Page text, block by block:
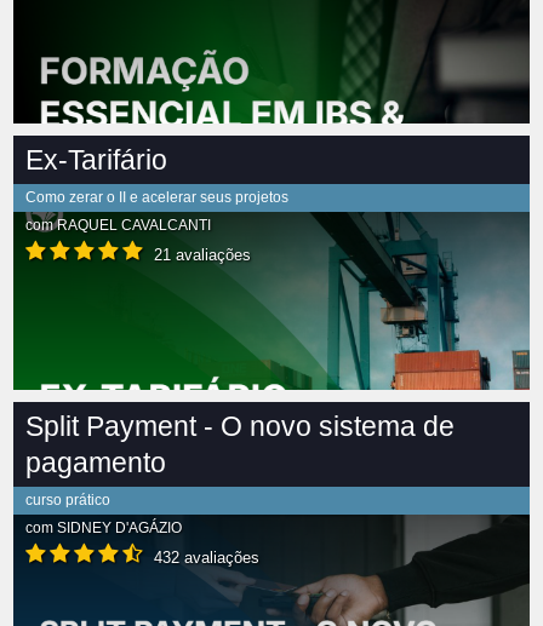
Ex-Tarifário
Como zerar o II e acelerar seus projetos
comRAQUEL CAVALCANTI
21 avaliações
Split Payment - O novo sistema de
pagamento
curso prático
com SIDNEY D'AGÁZIO
432 avaliações